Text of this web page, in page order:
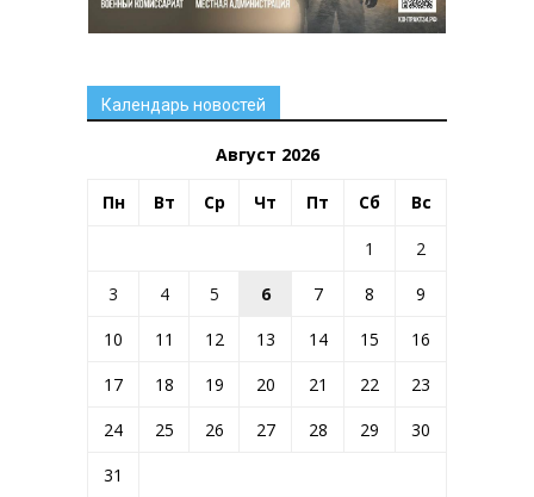
Календарь новостей
Август 2026
Пн Вт Ср Чт Пт Сб Вс
1
2
3
4 5 6 7 8
9
10
11 12 13 14 15
16
17
18 19 20 21 22
23
24
25 26 27 28 29
30
31